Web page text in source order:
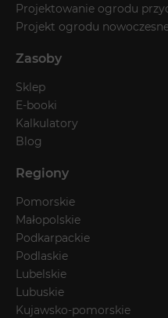
Projektowanie ogrodu
Projekt ogrodu
Zasoby
Sklep
E-booki
Kalkulatory
Blog
Regiony
Pomorskie
Małopolskie
Podkarpackie
Podlaskie
Lubelskie
Lubuskie
Kujawsko-pomorskie